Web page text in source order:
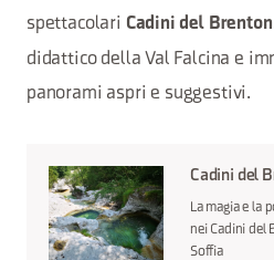
spettacolari Cadini del Brenton
didattico della Val Falcina e
panorami aspri e suggestivi.
Cadini del
La magia e la
nei Cadini del
Soffia